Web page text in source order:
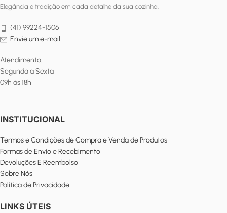
Elegância e tradição em cada detalhe da sua cozinha.
(41) 99224-1506
Envie um e-mail
Atendimento:
Segunda a Sexta
09h às 18h
INSTITUCIONAL
Termos e Condições de Compra e Venda de Produtos
Formas de Envio e Recebimento
Devoluções E Reembolso
Sobre Nós
Política de Privacidade
LINKS ÚTEIS